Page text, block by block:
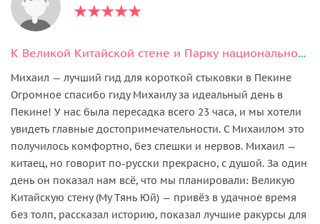
К Великой Китайской стене и Парку национальностей (маршрут на выбор)
Михаил — лучший гид для короткой стыковки в Пекине
Огромное спасибо гиду Михаилу за идеальный день в
Пекине! У нас была пересадка всего 23 часа, и мы хотели
увидеть главные достопримечательности. С Михаилом это
получилось комфортно, без спешки и нервов. Михаил —
китаец, но говорит по-русски прекрасно, с душой. За один
день он показал нам всё, что мы планировали: Великую
Китайскую стену (Му Тянь Юй) — привёз в удачное время
без толп, рассказал историю, показал лучшие ракурсы для